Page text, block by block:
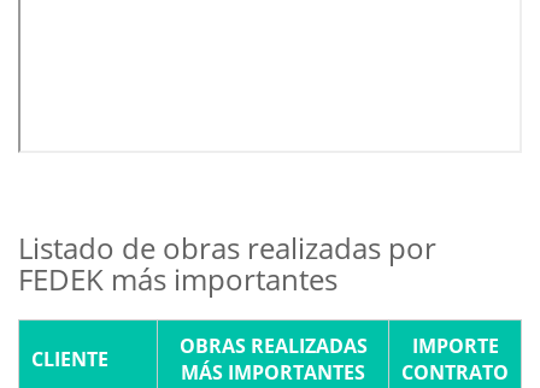
Listado de obras realizadas por
FEDEK más importantes
CLIENTE
OBRAS REALIZADAS
MÁS IMPORTANTES
IMPORTE
CONTRATO